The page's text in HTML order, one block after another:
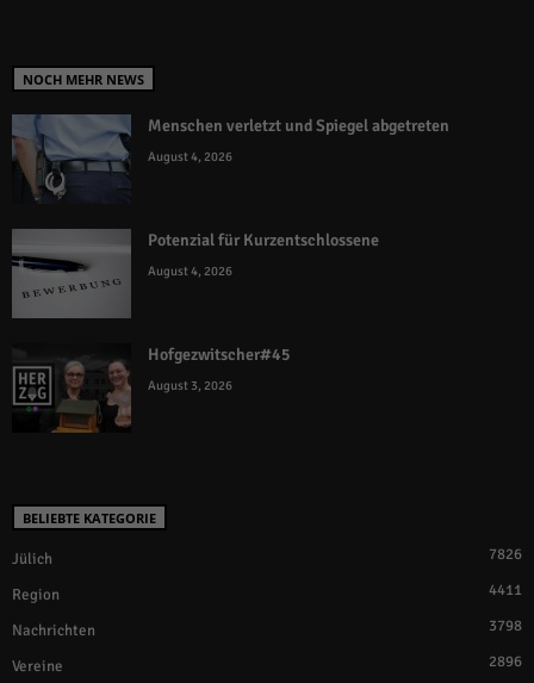
NOCH MEHR NEWS
Menschen verletzt und Spiegel abgetreten
August 4, 2026
Potenzial für Kurzentschlossene
August 4, 2026
Hofgezwitscher#45
August 3, 2026
BELIEBTE KATEGORIE
Jülich 7826
Region 4411
Nachrichten 3798
Vereine 2896